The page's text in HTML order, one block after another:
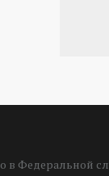
в Федеральной